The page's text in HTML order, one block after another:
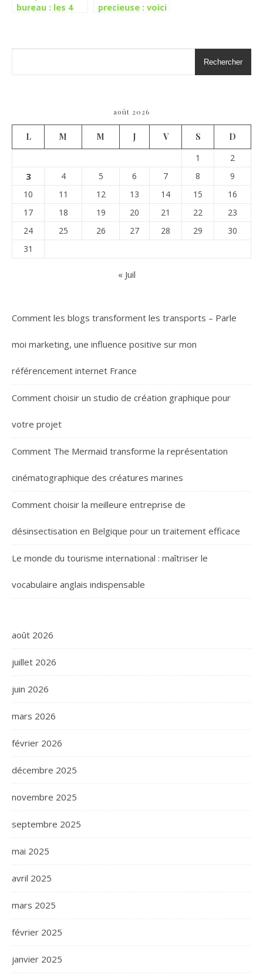
bureau : les 4
precieuse : voici
Rechercher
août 2026
L M M J V S
D
1
2
3 4 5 6 7 8
9
10
11 12 13 14 15
16
17
18 19 20 21 22
23
24
25 26 27 28 29
30
31
« Juil
Comment les blogs transforment les transports – Parle
moi marketing, une influence positive sur mon
référencement internet France
Comment choisir un studio de création graphique pour
votre projet
Comment The Mermaid transforme la représentation
cinématographique des créatures marines
Comment choisir la meilleure entreprise de
désinsectisation en Belgique pour un traitement efficace
Le monde du tourisme international : maîtriser le
vocabulaire anglais indispensable
août 2026
juillet 2026
juin 2026
mars 2026
février 2026
décembre 2025
novembre 2025
septembre 2025
mai 2025
avril 2025
mars 2025
février 2025
janvier 2025